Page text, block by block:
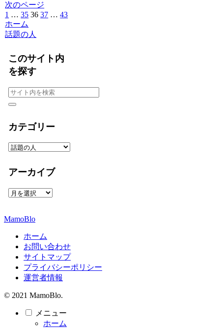
次のページ
前
へ
1 … 35 36 37 … 43次
ホーム
話題の人
このサイト内
を探す
カテゴリー
カ
ゴ
リ
ー
アーカイブ
ア
イ
MamoBlo
ホーム
お問い合わせ
サイトマップ
プライバシーポリシー
運営者情報
© 2021 MamoBlo.
メニュー
ホーム